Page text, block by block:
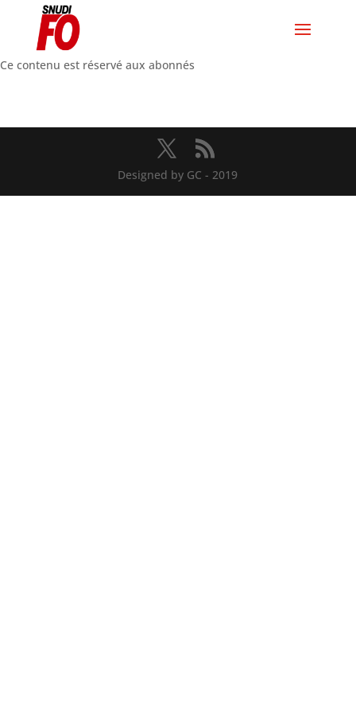
Ce contenu est réservé aux abonnés
Designed by GC - 2019